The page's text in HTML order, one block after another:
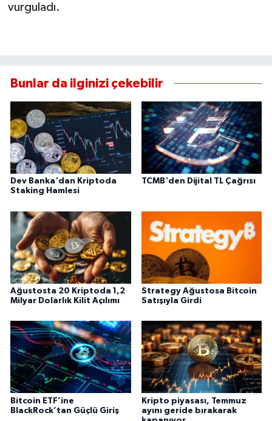
vurguladı.
Bunlar da ilginizi çekebilir
Dev Banka'dan Kriptoda
Staking Hamlesi
TCMB'den Dijital TL Çağrısı
Ağustosta 20 Kriptoda 1,2
Milyar Dolarlık Kilit Açılımı
Strategy Ağustosa Bitcoin
Satışıyla Girdi
Bitcoin ETF’ine
BlackRock’tan Güçlü Giriş
Kripto piyasası, Temmuz
ayını geride bırakarak